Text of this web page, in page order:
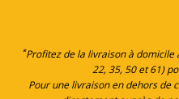
*Profitez de la livraison à domicile
22, 35, 50 et 61)
Pour une livraison en dehors de